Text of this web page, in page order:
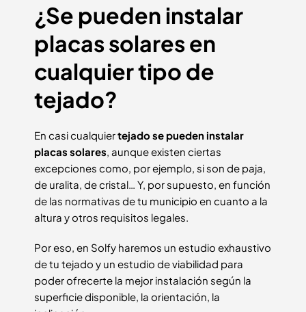
¿Se pueden instalar
placas solares en
cualquier tipo de
tejado?
En casi cualquiertejado se pueden instalar
placas solares , aunque existen ciertas
excepciones como, por ejemplo, si son de paja,
de uralita, de cristal… Y, por supuesto, en función
de las normativas de tu municipio en cuanto a la
altura y otros requisitos legales.
Por eso, en Solfy haremos un estudio exhaustivo
de tu tejado y un estudio de viabilidad para
poder ofrecerte la mejor instalación según la
superficie disponible, la orientación, la